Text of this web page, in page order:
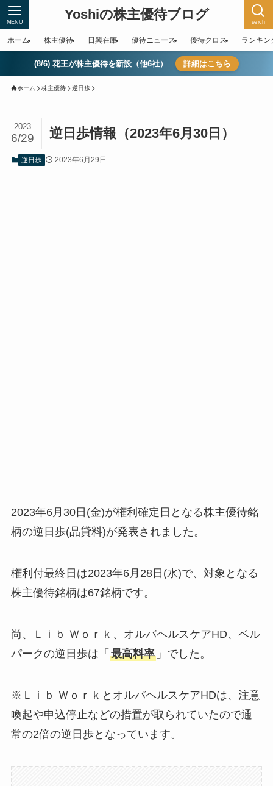
Yoshiの株主優待ブログ serch
MENU
ホーム 株主優待 日興在庫 優待ニュース 優待クロス ランキン
(8/6) 花王が株主優待を新設（他6社） 詳細はこちら
ホーム 株主優待 逆日歩
逆日歩情報（2023年6月30日）
2023
6/29
逆日歩 2023年6月29日
2023年6月30日(金)が権利確定日となる株主優待銘
柄の逆日歩(品貸料)が発表されました。
権利付最終日は2023年6月28日(水)で、対象となる
株主優待銘柄は67銘柄です。
尚、Ｌｉｂ Ｗｏｒｋ、オルバヘルスケアHD、ベル
パークの逆日歩は「 最高料率」でした。
※Ｌｉｂ ＷｏｒｋとオルバヘルスケアHDは、注意
喚起や申込停止などの措置が取られていたので通
常の2倍の逆日歩となっています。